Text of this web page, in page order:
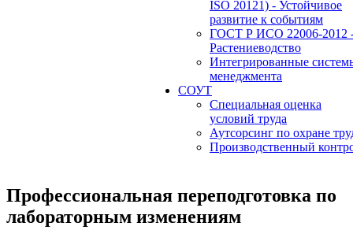
ISO 20121) - Устойчивое
развитие к событиям
ГОСТ Р ИСО 22006-2012
Растениеводство
Интегрированные
менеджмента
СОУТ
Специальная оценка
условий труда
Аутсорсинг по охране
Производственный
Профессиональная переподготовка по
лабораторным изменениям